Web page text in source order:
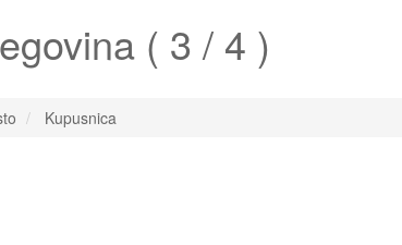
( 3 / 4 )
Kupusnica